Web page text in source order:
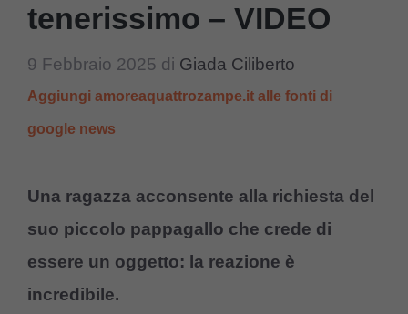
tenerissimo – VIDEO
9 Febbraio 2025 di Giada Ciliberto
Aggiungi amoreaquattrozampe.it alle fonti di
google news
Una ragazza acconsente alla richiesta del
suo piccolo pappagallo che crede di
essere un oggetto: la reazione è
incredibile.